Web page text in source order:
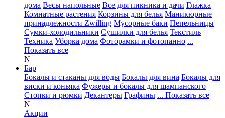
дома Весы напольные Все для пикника и дачи Глажка
Комнатные растения Корзины для белья Маникюрные
принадлежности Zwilling Мусорные баки Пепельницы
Сумки-холодильники Сушилки для белья Текстиль
Техника Уборка дома Фоторамки и фотопанно ...
Показать все
N
Бар
Бокалы и стаканы для воды Бокалы для вина Бокалы для
виски и коньяка Фужеры и бокалы для шампанского
Стопки и рюмки Декантеры Графины ... Показать все
N
Акции